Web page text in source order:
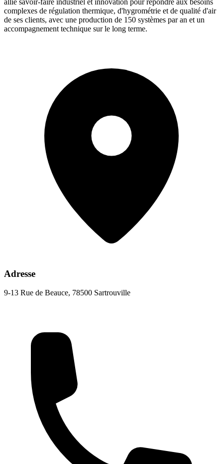
complexes de régulation thermique, d'hygrométrie et de qualité d'air
de ses clients, avec une production de 150 systèmes par an et un
accompagnement technique sur le long terme.
Adresse
9-13 Rue de Beauce, 78500 Sartrouville